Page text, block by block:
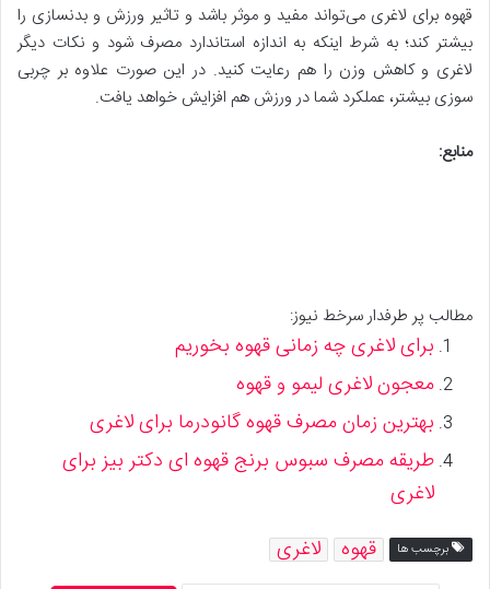
قهوه برای لاغری می‌تواند مفید و موثر باشد و تاثیر ورزش و بدنسازی را
بیشتر کند؛ به شرط اینکه به اندازه استاندارد مصرف شود و نکات دیگر
لاغری و کاهش وزن را هم رعایت کنید. در این صورت علاوه بر چربی
سوزی بیشتر، عملکرد شما در ورزش هم افزایش خواهد یافت.
منابع:
مطالب پر طرفدار سرخط نیوز:
برای لاغری چه زمانی قهوه بخوریم
معجون لاغری لیمو و قهوه
بهترین زمان مصرف قهوه گانودرما برای لاغری
طریقه مصرف سبوس برنج قهوه ای دکتر بیز برای
لاغری
برچسب ها قهوه لاغری